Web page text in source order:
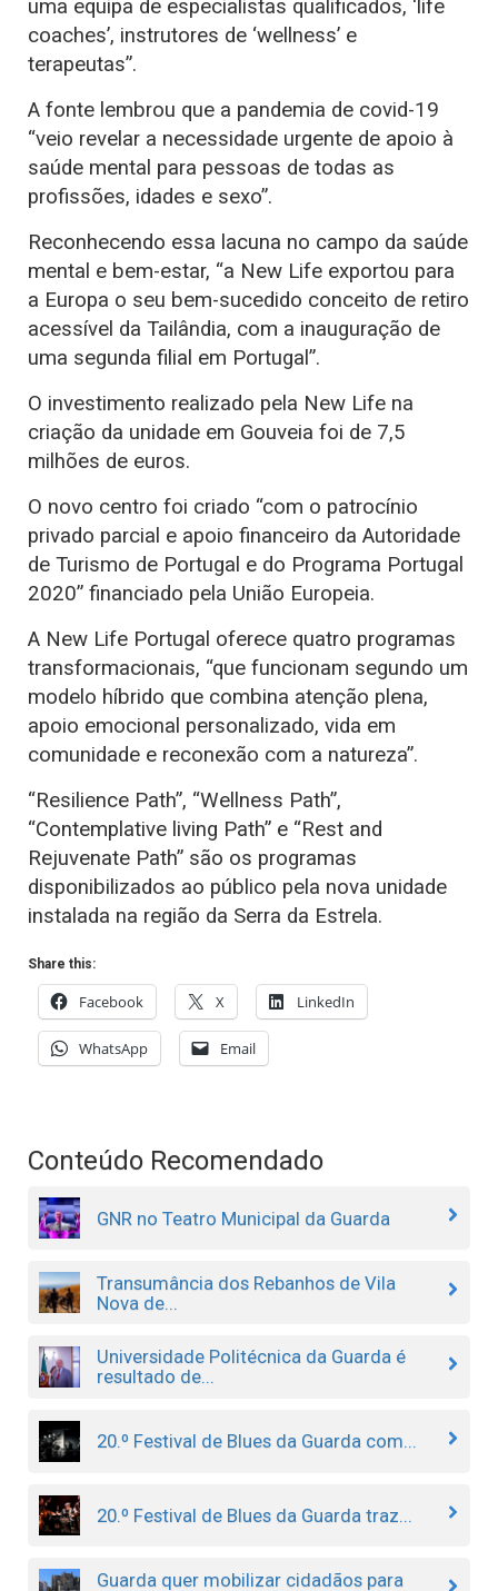
uma equipa de especialistas qualificados, ‘life
coaches’, instrutores de ‘wellness’ e
terapeutas”.
A fonte lembrou que a pandemia de covid-19
“veio revelar a necessidade urgente de apoio à
saúde mental para pessoas de todas as
profissões, idades e sexo”.
Reconhecendo essa lacuna no campo da saúde
mental e bem-estar, “a New Life exportou para
a Europa o seu bem-sucedido conceito de retiro
acessível da Tailândia, com a inauguração de
uma segunda filial em Portugal”.
O investimento realizado pela New Life na
criação da unidade em Gouveia foi de 7,5
milhões de euros.
O novo centro foi criado “com o patrocínio
privado parcial e apoio financeiro da Autoridade
de Turismo de Portugal e do Programa Portugal
2020” financiado pela União Europeia.
A New Life Portugal oferece quatro programas
transformacionais, “que funcionam segundo um
modelo híbrido que combina atenção plena,
apoio emocional personalizado, vida em
comunidade e reconexão com a natureza”.
“Resilience Path”, “Wellness Path”,
“Contemplative living Path” e “Rest and
Rejuvenate Path” são os programas
disponibilizados ao público pela nova unidade
instalada na região da Serra da Estrela.
Share this:
Facebook X LinkedIn
WhatsApp Email
Conteúdo Recomendado
GNR no Teatro Municipal da Guarda
Transumância dos Rebanhos de Vila
Nova de...
Universidade Politécnica da Guarda é
resultado de...
20.º Festival de Blues da Guarda com...
20.º Festival de Blues da Guarda traz...
Guarda quer mobilizar cidadãos para